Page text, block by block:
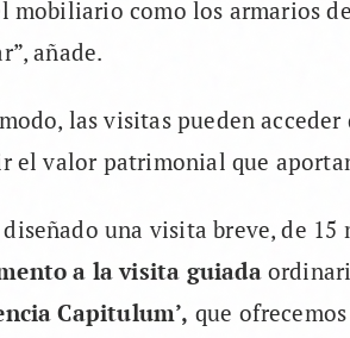
mobiliario como los armarios
añade.
las visitas pueden
el valor patrimonial que
diseñado una visita breve, de
a la visita guiada
Capitulum’, que